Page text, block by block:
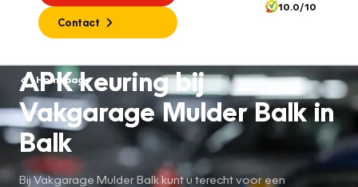
Contact
10.0/10
Homepage
APK keuring bij
Vakgarage Mulder Balk in
Balk
Bij Vakgarage Mulder Balk kunt u terecht voor een